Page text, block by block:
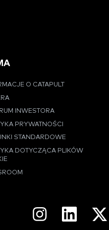
O CATAPULT
INWESTORA
PRYWATNOŚCI
STANDARDOWE
DOTYCZĄCA PLIKÓW